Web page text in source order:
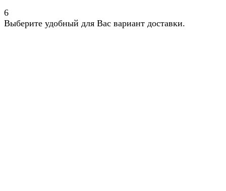
6
Выберите удобный для Вас вариант доставки.